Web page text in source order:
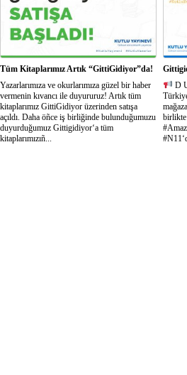
Tüm Kitaplarımız Artık “GittiGidiyor”da!
Yazarlarımıza ve okurlarımıza güzel bir haber
vermenin kıvancı ile duyururuz! Artık tüm
kitaplarımız GittiGidiyor üzerinden satışa
açıldı. Daha öñce iş birliğinde bulunduğumuzu
duyurduğumuz Gittigidiyor‘a tüm
kitaplarımızıñ...
D
birlikte